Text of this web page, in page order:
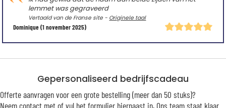
Dominique(1 november 2025)
lemmet was gegraveerd
Vertaald van de Franse site - Originele taal
Gepersonaliseerd bedrijfscadeau
Offerte aanvragen voor een grote bestelling (meer dan 50 stuks)?
Neem contact met of vul het formulier hiernaast in. Ons team staat klaar